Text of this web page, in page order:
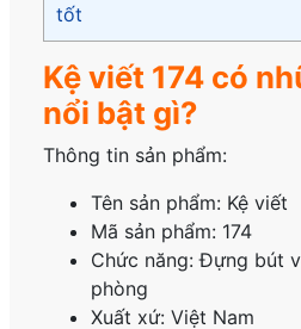
tốt
Kệ viết 174 có
nổi bật gì?
Thông tin sản phẩm:
Tên sản phẩm: Kệ viết
Mã sản phẩm: 174
Chức năng: Đựng bút
phòng
Xuất xứ: Việt Nam